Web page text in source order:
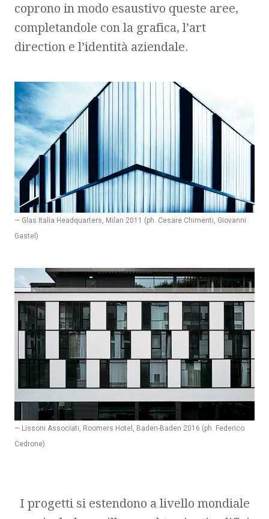
coprono in modo esaustivo queste aree,
completandole con la grafica, l’art
direction e l’identità aziendale.
— Glas Italia Headquarters, Milan 2011 (ph. Cesare Chimenti, Giovanni
Gastel)
— Lissoni Associati, Roomers Hotel, Baden-Baden 2016 (ph. Federico
Cedrone)
I progetti si estendono a livello mondiale